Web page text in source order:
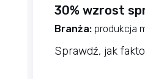
30% wzrost
Branża: produkcja
Sprawdź, jak